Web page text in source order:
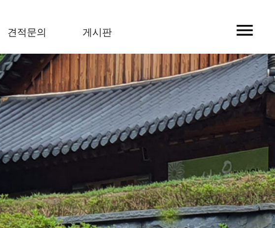
menu
견적문의 게시판